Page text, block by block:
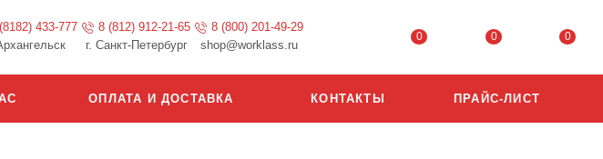
433-777
8 (812) 912-21-65
г. Санкт-Петербург
8 (800) 201-49-29
shop@worklass.ru
0 0 0
ОПЛАТА И ДОСТАВКА КОНТАКТЫ ПРАЙС-ЛИСТ